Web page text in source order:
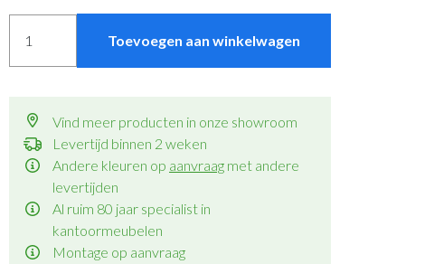
Toevoegen aan winkelwagen
Vind meer producten in onze showroom
Levertijd binnen 2 weken
Andere kleuren op aanvraag met andere
levertijden
Al ruim 80 jaar specialist in
kantoormeubelen
Montage op aanvraag